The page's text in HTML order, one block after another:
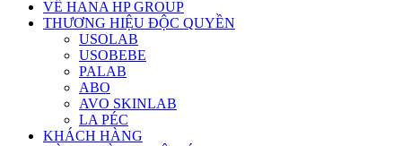
VỀ HANA HP GROUP
THƯƠNG HIỆU ĐỘC QUYỀN
USOLAB
USOBEBE
PALAB
ABO
AVO SKINLAB
LA PÉC
KHÁCH HÀNG